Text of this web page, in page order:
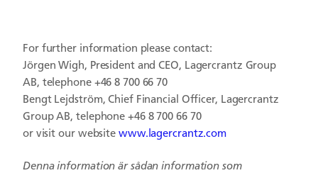
For further information please contact:
Jörgen Wigh, President and CEO, Lagercrantz Group
AB, telephone +46 8 700 66 70
Bengt Lejdström, Chief Financial Officer, Lagercrantz
Group AB, telephone +46 8 700 66 70
or visit our website www.lagercrantz.com
Denna information är sådan information som